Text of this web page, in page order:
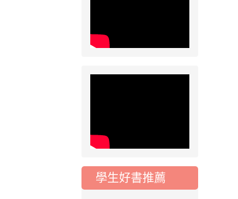
115學年度課後照顧
2026-08-03
重要
2026-07-31
學校對面建案申請8
月份「施工車輛臨
停」一案，請各位用
路人留意
學生好書推薦